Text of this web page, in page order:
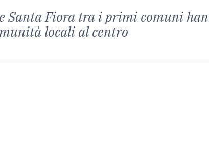
Santa Fiora tra i primi comuni
locali al centro